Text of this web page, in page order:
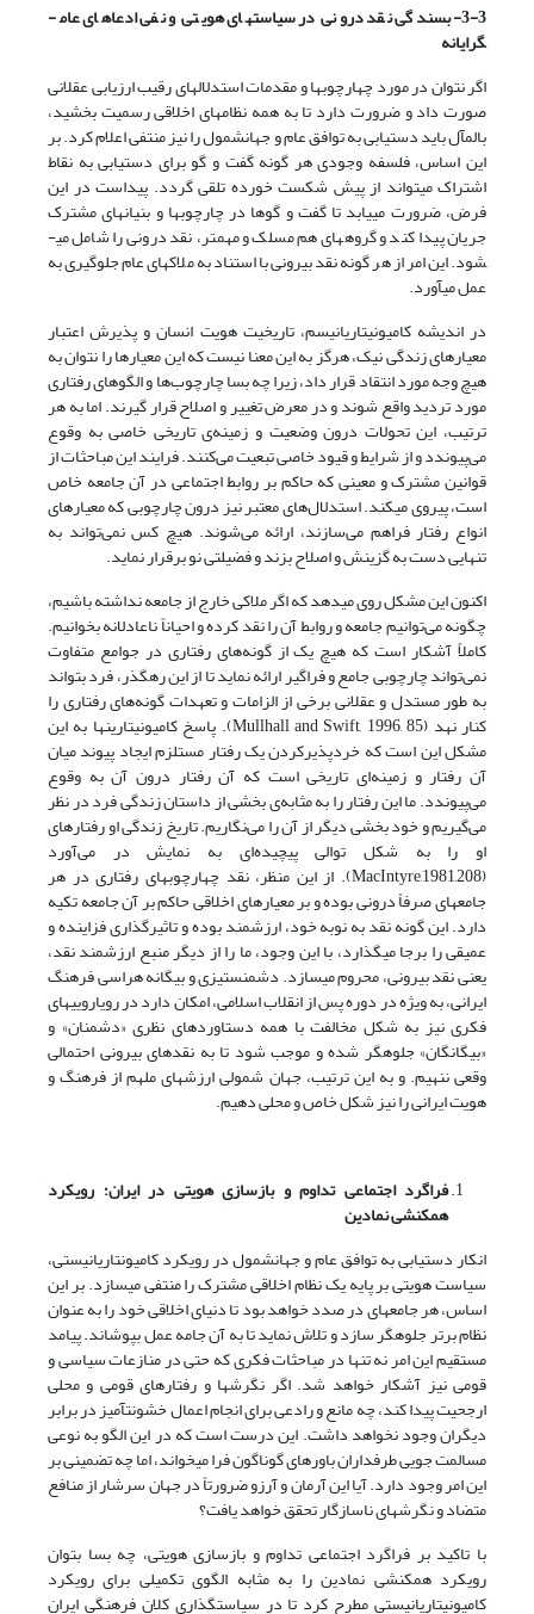
3-3- بسندگی نقد درونی در سیاست­های هویتی و نفی ادعاهای عام­
گرایانه
اگر نتوان در مورد چهارچوب­ها و مقدمات استدلال­های رقیب ارزیابی عقلانی
صورت داد و ضرورت دارد تا به همه نظام­های اخلاقی رسمیت بخشید،
بالمآل باید دستیابی به توافق عام و جهانشمول را نیز منتفی اعلام کرد. بر
این اساس، فلسفه وجودی هر گونه گفت و گو برای دستیابی به نقاط
اشتراک می­تواند از پیش شکست خورده تلقی گردد. پیداست در این
فرض، ضرورت می­یابد تا گفت و گوها در چارچوب­ها و بنیان­های مشترک
جریان پیدا کند و گروه­های هم مسلک و مهم­تر، نقد درونی را شامل می­
شود. این امر از هر گونه نقد بیرونی با استناد به ملاک­های عام جلوگیری به
عمل می­آورد.
در اندیشه کامیونیتاریانیسم، تاریخیت هویت انسان و پذیرش اعتبار
معیارهای زندگی نیک، هرگز به این معنا نیست که این معیارها را نتوان به
هیچ وجه مورد انتقاد قرار داد، زیرا چه بسا چارچوب‌ها و الگوهای رفتاری
مورد تردید واقع شوند و در معرض تغییر و اصلاح قرار گیرند. اما به هر
ترتیب، این تحولات درون وضعیت و زمینه‌ی تاریخی خاصی به وقوع
می‌پیوندد و از شرایط و قیود خاصی تبعیت می‌کنند. فرایند این مباحثات از
قوانین مشترک و معینی که حاکم بر روابط اجتماعی در آن جامعه خاص
است، پیروی می­کند. استدلال‌های معتبر نیز درون چارچوبی که معیارهای
انواع رفتار فراهم می‌سازند، ارائه می‌شوند. هیچ کس نمی‌تواند به
تنهایی دست به گزینش و اصلاح بزند و فضیلتی نو برقرار نماید.
اکنون این مشکل روی می­دهد که اگر ملاکی خارج از جامعه نداشته باشیم،
چگونه می‌توانیم جامعه و روابط آن را نقد کرده و احیاناً ناعادلانه بخوانیم.
کاملاً آشکار است که هیچ یک از ‌گونه‌های رفتاری در جوامع متفاوت
نمی‌تواند چارچوبی جامع و فراگیر ارائه نماید تا از این رهگذر، فرد بتواند
به طور مستدل و عقلانی برخی از الزامات و تعهدات گونه‌های رفتاری را
کنار نهد (Mullhall and Swift, 1996, 85). پاسخ کامیونیتارین­ها به این
مشکل این است که خردپذیر­کردن یک رفتار مستلزم ایجاد پیوند میان
آن رفتار و زمینه‌ای تاریخی است که آن رفتار درون آن به وقوع
می‌پیوندد. ما این رفتار را به مثابه‌ی بخشی از داستان زندگی فرد در نظر
می‌گیریم و خود بخشی دیگر از آن را می‌نگاریم. تاریخ زندگی او رفتارهای
او را به شکل توالی پیچیده‌ای به نمایش در می‌آورد
(MacIntyre,1981,208). از این منظر، نقد چهارچوب­های رفتاری در هر
جامعه­ای صرفاً درونی بوده و بر معیارهای اخلاقی حاکم بر آن جامعه تکیه
دارد. این گونه نقد به نوبه خود، ارزشمند بوده و تاثیرگذاری فزاینده و
عمیقی را برجا می­گذارد، با این وجود، ما را از دیگر منبع ارزشمند نقد،
یعنی نقد بیرونی، محروم می­سازد. دشمن­ستیزی و بیگانه هراسی فرهنگ
ایرانی، به ویژه در دوره پس از انقلاب اسلامی، امکان دارد در رویارویی­های
فکری نیز به شکل مخالفت با همه دستاوردهای نظری «دشمنان» و
«بیگانگان» جلوه­گر شده و موجب شود تا به نقدهای بیرونی احتمالی
وقعی ننهیم. و به این ترتیب، جهان شمولی ارزش­های ملهم از فرهنگ و
هویت ایرانی را نیز شکل خاص و محلی دهیم.
فراگرد اجتماعی تداوم و بازسازی هویتی در ایران؛ رویکرد
همکنشی نمادین
انکار دستیابی به توافق عام و جهانشمول در رویکرد کامیونتاریانیستی،
سیاست هویتی بر پایه یک نظام اخلاقی مشترک را منتفی می­سازد. بر این
اساس، هر جامعه­ای در صدد خواهد بود تا دنیای اخلاقی خود را به عنوان
نظام برتر جلوه­گر سازد و تلاش نماید تا به آن جامه عمل بپوشاند. پیامد
مستقیم این امر نه تنها در مباحثات فکری که حتی در منازعات سیاسی و
قومی نیز آشکار خواهد شد. اگر نگرش­ها و رفتارهای قومی و محلی
ارجحیت پیدا کند، چه مانع و رادعی برای انجام اعمال خشونت­آمیز در برابر
دیگران وجود نخواهد داشت. این درست است که در این الگو به نوعی
مسالمت جویی طرفداران باورهای گوناگون فرا می­خواند، اما چه تضمینی بر
این امر وجود دارد. آیا این آرمان و آرزو ضرورتاً در جهان سرشار از منافع
متضاد و نگرش­های ناسازگار تحقق خواهد یافت؟
با تاکید بر فراگرد اجتماعی تداوم و بازسازی هویتی، چه بسا بتوان
رویکرد همکنشی نمادین را به مثابه الگوی تکمیلی برای رویکرد
کامیونیتاریانیستی مطرح کرد تا در سیاستگذاری کلان فرهنگی ایران